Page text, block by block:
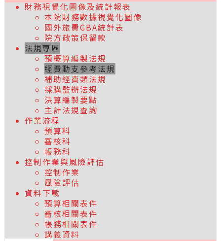
財務視覺化圖像及統計報表
本院財務數據視覺化圖像
國外旅費GBA統計表
院方政策保留款
法規專區
預概算編製法規
經費動支參考法規
補助經費類法規
採購監辦法規
決算編製要點
主計法規查詢
作業流程
預算科
審核科
帳務科
控制作業與風險評估
控制作業
風險評估
資料下載
預算相關表件
審核相關表件
帳務相關表件
講義資料